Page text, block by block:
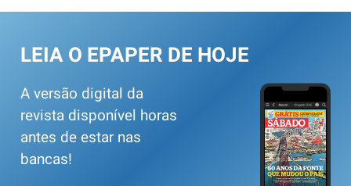
LEIA O EPAPER DE HOJE
A versão digital da
revista disponível horas
antes de estar nas
bancas!